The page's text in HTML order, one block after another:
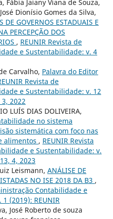
Fábia Jaiany Viana de Souza,
Dionísio Gomes da Silva,
DE GOVERNOS ESTADUAIS E
PERCEPÇÃO DOS
, REUNIR Revista de
e Sustentabilidade: v. 4
Carvalho, Palavra do Editor
Revista de
e Sustentabilidade: v. 12
2022
LUÍS DIAS DOLIVEIRA,
no sistema
sistemática com foco nas
alimentos , REUNIR Revista
e Sustentabilidade: v.
4, 2023
Leismann, ANÁLISE DE
NO ISE 2018 DA B3 ,
Contabilidade e
(2019): REUNIR
José Roberto de souza